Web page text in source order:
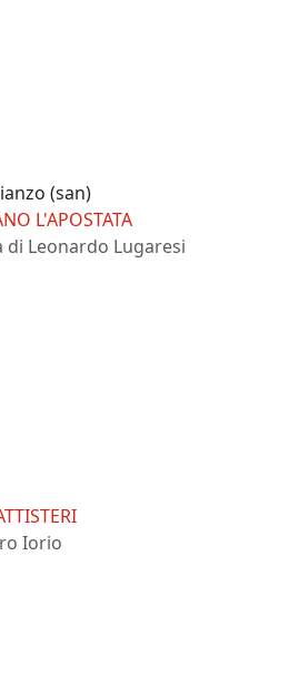
(san)
L'APOSTATA
di Leonardo Lugaresi
Iorio